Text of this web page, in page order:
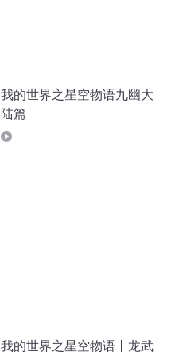
我的世界之星空物语九幽大
陆篇
我的世界之星空物语丨龙武